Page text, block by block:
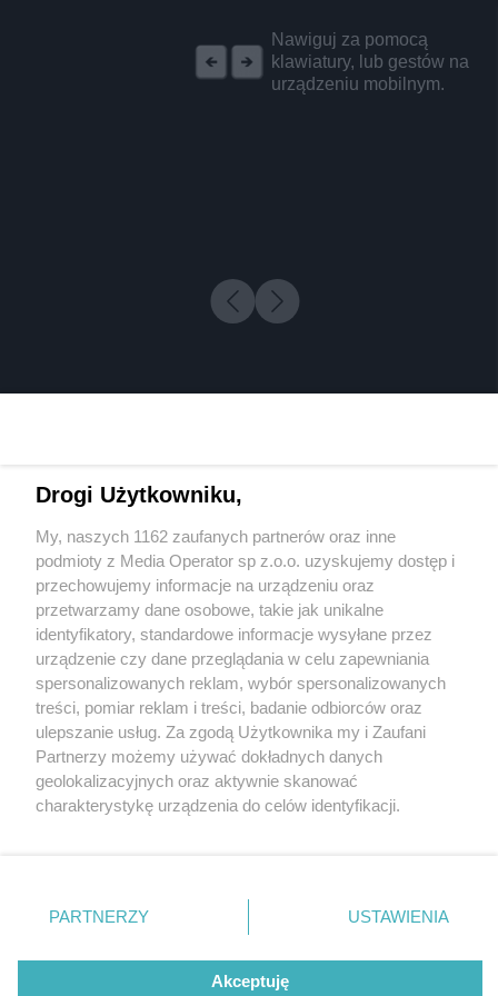
Nawiguj za pomocą
klawiatury, lub gestów na
urządzeniu mobilnym.
5 / 0
Wydawca mediów lokalnych
Nie zapomnij
zapoznać się z:
polityką prywatności
Twojemiasto
Piekary Śląskie
Chorzów
Tarnowskie Góry
Gliwice
Skontakuj sięz nami
Kontakt
Redakcja
Newsletter
Drogi Użytkowniku,
My, naszych 1162 zaufanych partnerów oraz inne
podmioty z Media Operator sp z.o.o. uzyskujemy dostęp i
przechowujemy informacje na urządzeniu oraz
przetwarzamy dane osobowe, takie jak unikalne
identyfikatory, standardowe informacje wysyłane przez
urządzenie czy dane przeglądania w celu zapewniania
spersonalizowanych reklam, wybór spersonalizowanych
treści, pomiar reklam i treści, badanie odbiorców oraz
ulepszanie usług. Za zgodą Użytkownika my i Zaufani
Partnerzy możemy używać dokładnych danych
geolokalizacyjnych oraz aktywnie skanować
charakterystykę urządzenia do celów identyfikacji.
zmienić/wycofać klikając przycisk ustawień prywatności
znajdujący się w lewym dolnym rogu strony
rodzaje przetwarzania danych nie wymagają zgody
użytkownika, ale masz prawo sprzeciwić się takiemu
PARTNERZY USTAWIENIA
Akceptuję